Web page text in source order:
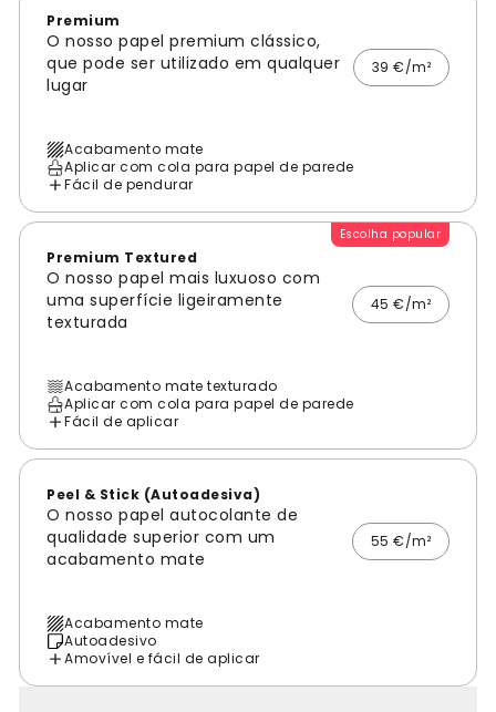
Premium
O nosso papel premium clássico,
que pode ser utilizado em qualquer
lugar
39 €/m²
Acabamento mate
Aplicar com cola para papel de parede
Fácil de pendurar
Escolha popular
Premium Textured
O nosso papel mais luxuoso com
uma superfície ligeiramente
texturada
45 €/m²
Acabamento mate texturado
Aplicar com cola para papel de parede
Fácil de aplicar
Peel & Stick (Autoadesiva)
O nosso papel autocolante de
qualidade superior com um
acabamento mate
55 €/m²
Acabamento mate
Autoadesivo
Amovível e fácil de aplicar